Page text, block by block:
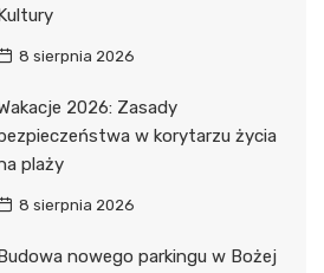
8 sierpnia 2026
2026: Zasady
w korytarzu życia
plaży
8 sierpnia 2026
nowego parkingu w Bożej